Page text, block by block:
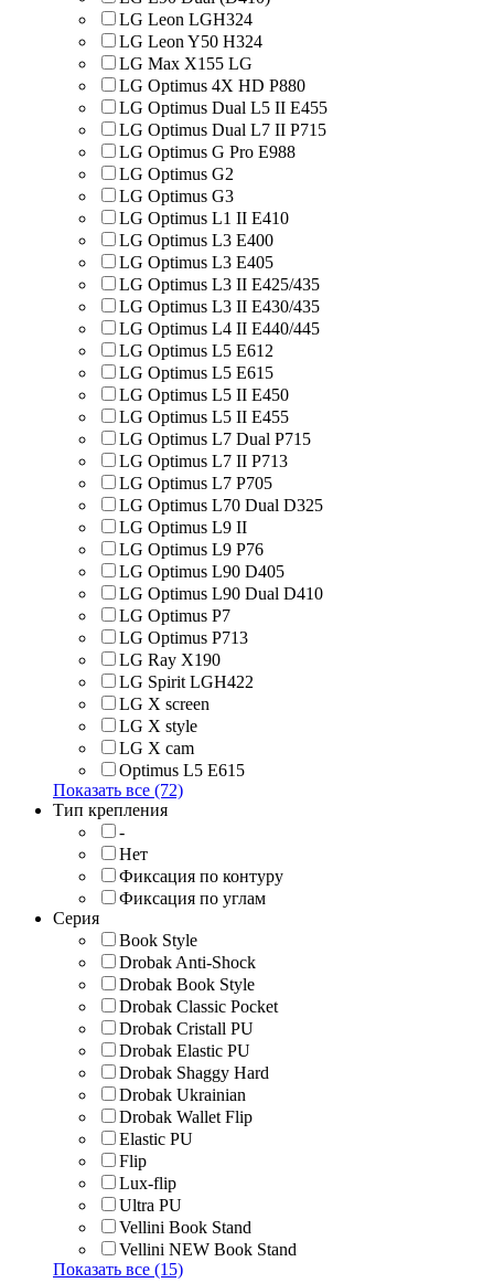
LG Leon LGH324
LG Leon Y50 H324
LG Max X155 LG
LG Optimus 4X HD P880
LG Optimus Dual L5 II E455
LG Optimus Dual L7 II P715
LG Optimus G Pro E988
LG Optimus G2
LG Optimus G3
LG Optimus L1 II E410
LG Optimus L3 E400
LG Optimus L3 E405
LG Optimus L3 II E425/435
LG Optimus L3 II E430/435
LG Optimus L4 II E440/445
LG Optimus L5 E612
LG Optimus L5 E615
LG Optimus L5 II E450
LG Optimus L5 II E455
LG Optimus L7 Dual P715
LG Optimus L7 II P713
LG Optimus L7 P705
LG Optimus L70 Dual D325
LG Optimus L9 II
LG Optimus L9 P76
LG Optimus L90 D405
LG Optimus L90 Dual D410
LG Optimus P7
LG Optimus P713
LG Ray X190
LG Spirit LGH422
LG X screen
LG X style
LG Х cam
Optimus L5 E615
Показать все (72)
Тип крепления
-
Нет
Фиксация по контуру
Фиксация по углам
Серия
Book Style
Drobak Anti-Shock
Drobak Book Style
Drobak Classic Pocket
Drobak Cristall PU
Drobak Elastic PU
Drobak Shaggy Hard
Drobak Ukrainian
Drobak Wallet Flip
Elastic PU
Flip
Lux-flip
Ultra PU
Vellini Book Stand
Vellini NEW Book Stand
Показать все (15)